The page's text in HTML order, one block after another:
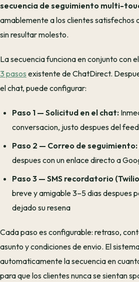
secuencia de seguimiento multi-
amablemente a los clientes satisfechos
sin resultar molesto.
La secuencia funciona en conjunto con el
3 pasos existente de ChatDirect.
el chat, puede configurar:
Paso 1 — Solicitud en el chat:
conversacion, justo despues del
Paso 2 — Correo de seguimiento:
despues con un enlace directo a
Paso 3 — SMS recordatorio
breve y amigable 3–5 dias despues
dejado su resena
Cada paso es configurable: retraso,
asunto y condiciones de envio. El
automaticamente la secuencia en
para que los clientes nunca se sientan